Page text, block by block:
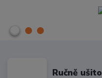
Ručně ušito